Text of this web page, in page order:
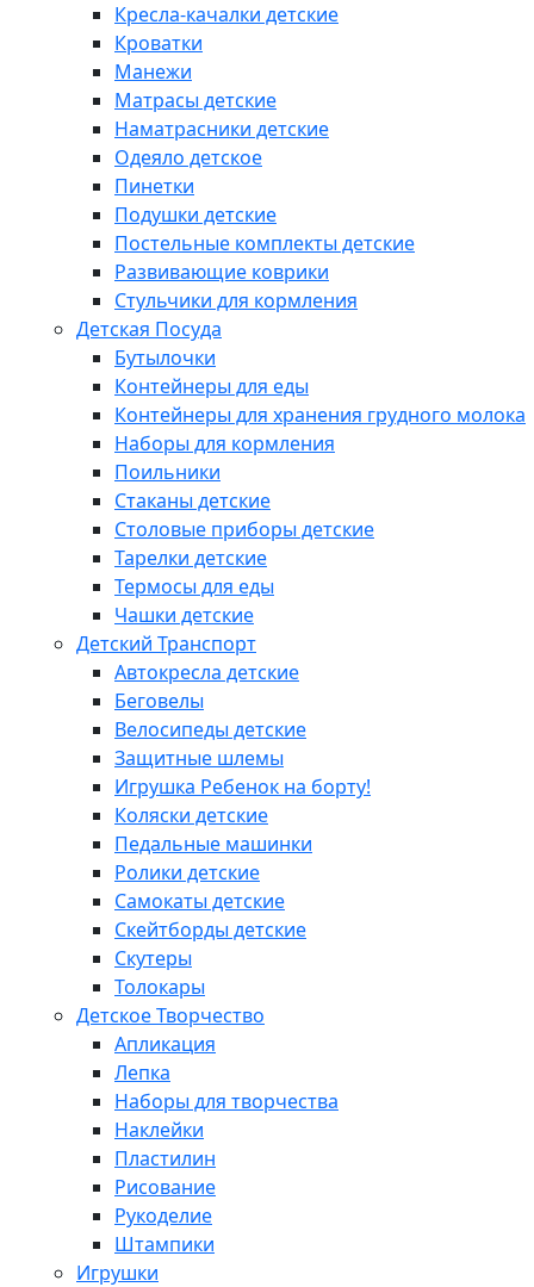
Кресла-качалки детские
Кроватки
Манежи
Матрасы детские
Наматрасники детские
Одеяло детское
Пинетки
Подушки детские
Постельные комплекты детские
Развивающие коврики
Стульчики для кормления
Детская Посуда
Бутылочки
Контейнеры для еды
Контейнеры для хранения грудного молока
Наборы для кормления
Поильники
Стаканы детские
Столовые приборы детские
Тарелки детские
Термосы для еды
Чашки детские
Детский Транспорт
Автокресла детские
Беговелы
Велосипеды детские
Защитные шлемы
Игрушка Ребенок на борту!
Коляски детские
Педальные машинки
Ролики детские
Самокаты детские
Скейтборды детские
Скутеры
Толокары
Детское Творчество
Апликация
Лепка
Наборы для творчества
Наклейки
Пластилин
Рисование
Рукоделие
Штампики
Игрушки